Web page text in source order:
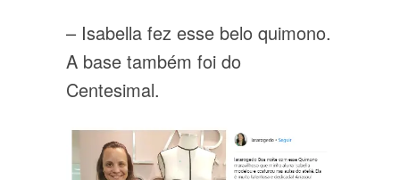
– Isabella fez esse belo quimono.
A base também foi do
Centesimal.